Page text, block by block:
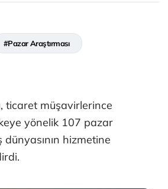
#Pazar Araştırması
ticaret müşavirlerince
yönelik 107 pazar
dünyasının hizmetine